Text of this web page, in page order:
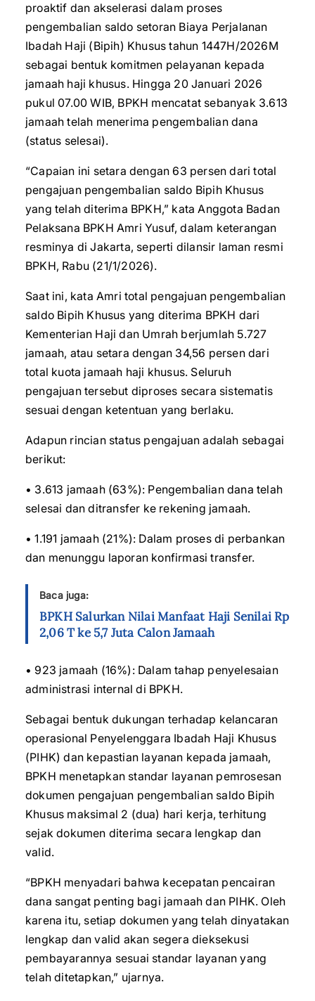
proaktif dan akselerasi dalam proses
pengembalian saldo setoran Biaya Perjalanan
Ibadah Haji (Bipih) Khusus tahun 1447H/2026M
sebagai bentuk komitmen pelayanan kepada
jamaah haji khusus. Hingga 20 Januari 2026
pukul 07.00 WIB, BPKH mencatat sebanyak 3.613
jamaah telah menerima pengembalian dana
(status selesai).
“Capaian ini setara dengan 63 persen dari total
pengajuan pengembalian saldo Bipih Khusus
yang telah diterima BPKH,” kata Anggota Badan
Pelaksana BPKH Amri Yusuf, dalam keterangan
resminya di Jakarta, seperti dilansir laman resmi
BPKH, Rabu (21/1/2026).
Saat ini, kata Amri total pengajuan pengembalian
saldo Bipih Khusus yang diterima BPKH dari
Kementerian Haji dan Umrah berjumlah 5.727
jamaah, atau setara dengan 34,56 persen dari
total kuota jamaah haji khusus. Seluruh
pengajuan tersebut diproses secara sistematis
sesuai dengan ketentuan yang berlaku.
Adapun rincian status pengajuan adalah sebagai
berikut:
• 3.613 jamaah (63%): Pengembalian dana telah
selesai dan ditransfer ke rekening jamaah.
• 1.191 jamaah (21%): Dalam proses di perbankan
dan menunggu laporan konfirmasi transfer.
Baca juga:
BPKH Salurkan Nilai Manfaat Haji Senilai Rp
2,06 T ke 5,7 Juta Calon Jamaah
• 923 jamaah (16%): Dalam tahap penyelesaian
administrasi internal di BPKH.
Sebagai bentuk dukungan terhadap kelancaran
operasional Penyelenggara Ibadah Haji Khusus
(PIHK) dan kepastian layanan kepada jamaah,
BPKH menetapkan standar layanan pemrosesan
dokumen pengajuan pengembalian saldo Bipih
Khusus maksimal 2 (dua) hari kerja, terhitung
sejak dokumen diterima secara lengkap dan
valid.
“BPKH menyadari bahwa kecepatan pencairan
dana sangat penting bagi jamaah dan PIHK. Oleh
karena itu, setiap dokumen yang telah dinyatakan
lengkap dan valid akan segera dieksekusi
pembayarannya sesuai standar layanan yang
telah ditetapkan,” ujarnya.